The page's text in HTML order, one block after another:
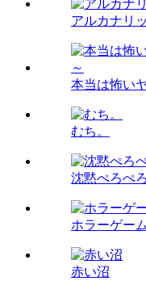
アルカナリ
本当は怖い
むち。
沈黙ぺろぺろ
ホラーゲー
赤い沼